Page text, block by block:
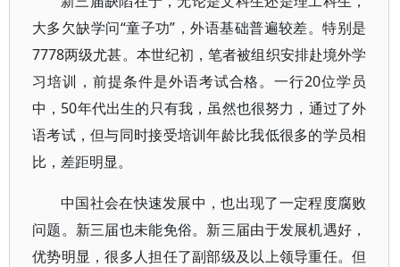
大多欠缺学问“童子功”，外语基础普遍较差。特别是
7778两级尤甚。本世纪初，笔者被组织安排赴境外学
习培训，前提条件是外语考试合格。一行20位学员
中，50年代出生的只有我，虽然也很努力，通过了外
语考试，但与同时接受培训年龄比我低很多的学员相
比，差距明显。
中国社会在快速发展中，也出现了一定程度腐败
问题。新三届也未能免俗。新三届由于发展机遇好，
优势明显，很多人担任了副部级及以上领导重任。但